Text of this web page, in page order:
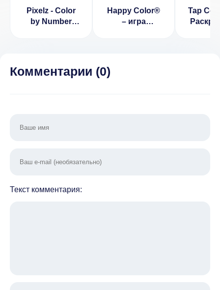
Pixelz - Color
by Number
Happy Color®
– игра
Tap
Комментарии (0)
Текст комментария: